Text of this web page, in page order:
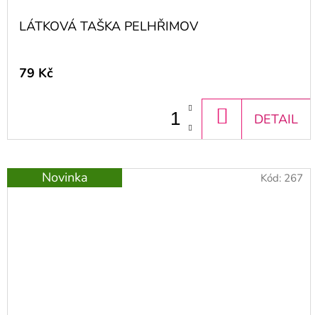
LÁTKOVÁ TAŠKA PELHŘIMOV
79 Kč
KOŠÍKU
DETAIL
Novinka Kód: 267